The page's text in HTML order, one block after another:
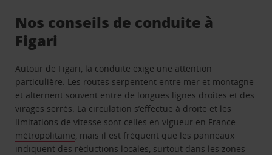
Nos conseils de conduite à
Figari
Autour de Figari, la conduite exige une attention
particulière. Les routes serpentent entre mer et montagne
et alternent souvent entre de longues lignes droites et des
virages serrés. La circulation s’effectue à droite et les
limitations de vitesse sont celles en vigueur en France
métropolitaine , mais il est fréquent que les panneaux
indiquent des réductions locales, surtout dans les zones